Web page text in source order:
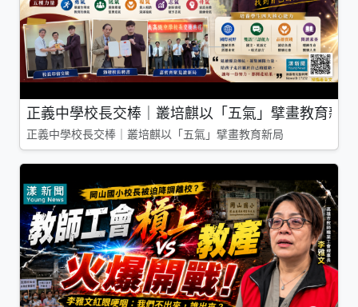
正義中學校長交棒｜叢培麒以「五氣」擘畫教育新局
正義中學校長交棒｜叢培麒以「五氣」擘畫教育新局